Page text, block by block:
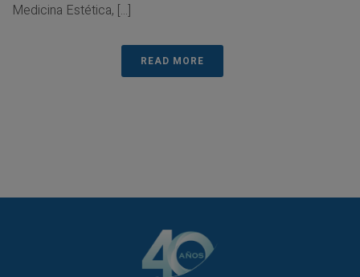
Medicina Estética, [...]
READ MORE